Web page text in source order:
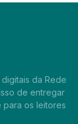
da Rede
de entregar
os leitores